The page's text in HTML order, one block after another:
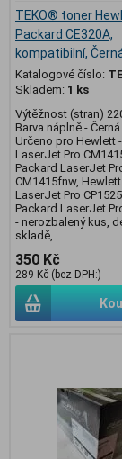
TEKO® toner
Packard CE320A,
kompatibilní,
Katalogové číslo:
Skladem: 1 ks
Výtěžnost (stran)
Barva náplně -
Určeno pro Hewlett
LaserJet Pro
Packard LaserJet
CM1415fnw,
LaserJet Pro
Packard LaserJet
- nerozbalený kus,
skladě,
350 Kč
289 Kč (bez DPH:)